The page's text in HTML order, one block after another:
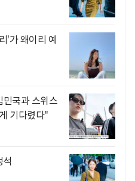
'가 왜이리 예
민국과 스위스
기다렸다"
석